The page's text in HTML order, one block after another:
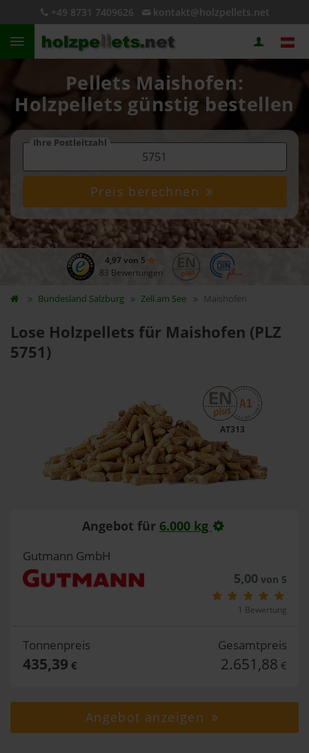
+49 8731 7409626 kontakt@holzpellets.net
Pellets Maishofen:
Holzpellets günstig bestellen
Ihre Postleitzahl
Preis berechnen
4,97 von 5
83 Bewertungen
Bundesland Salzburg Zell am See Maishofen
Lose Holzpellets für Maishofen (PLZ
5751)
AT313
Angebot für 6.000 kg
Gutmann GmbH
5,00 von 5
1 Bewertung
Tonnenpreis
435,39 €
Gesamtpreis
2.651,88 €
Angebot anzeigen